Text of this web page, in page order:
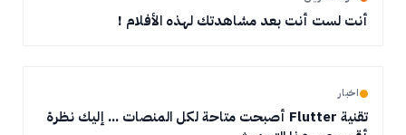
أنت لست أنت بعد مشاهدتك لهذه الأفلام !
اخبار
تقنية Flutter أصبحت متاحة لكل المنصات ... إليك نظرة